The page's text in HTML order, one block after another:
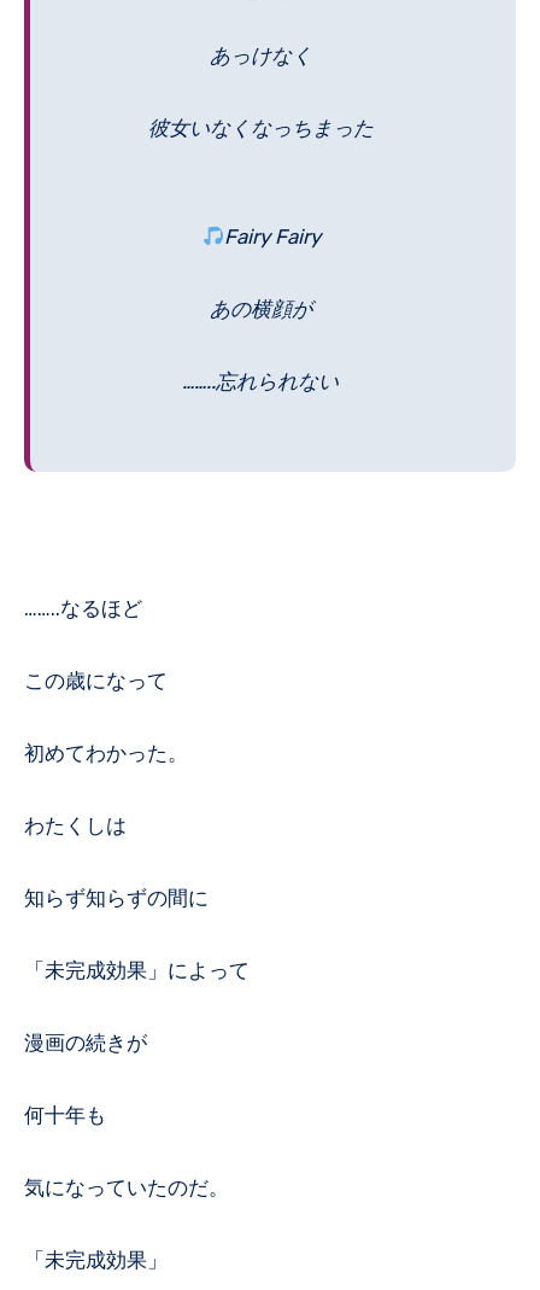
あっけなく
彼女いなくなっちまった
Fairy Fairy
あの横顔が
……..忘れられない
……..なるほど
この歳になって
初めてわかった。
わたくしは
知らず知らずの間に
「未完成効果」によって
漫画の続きが
何十年も
気になっていたのだ。
「未完成効果」